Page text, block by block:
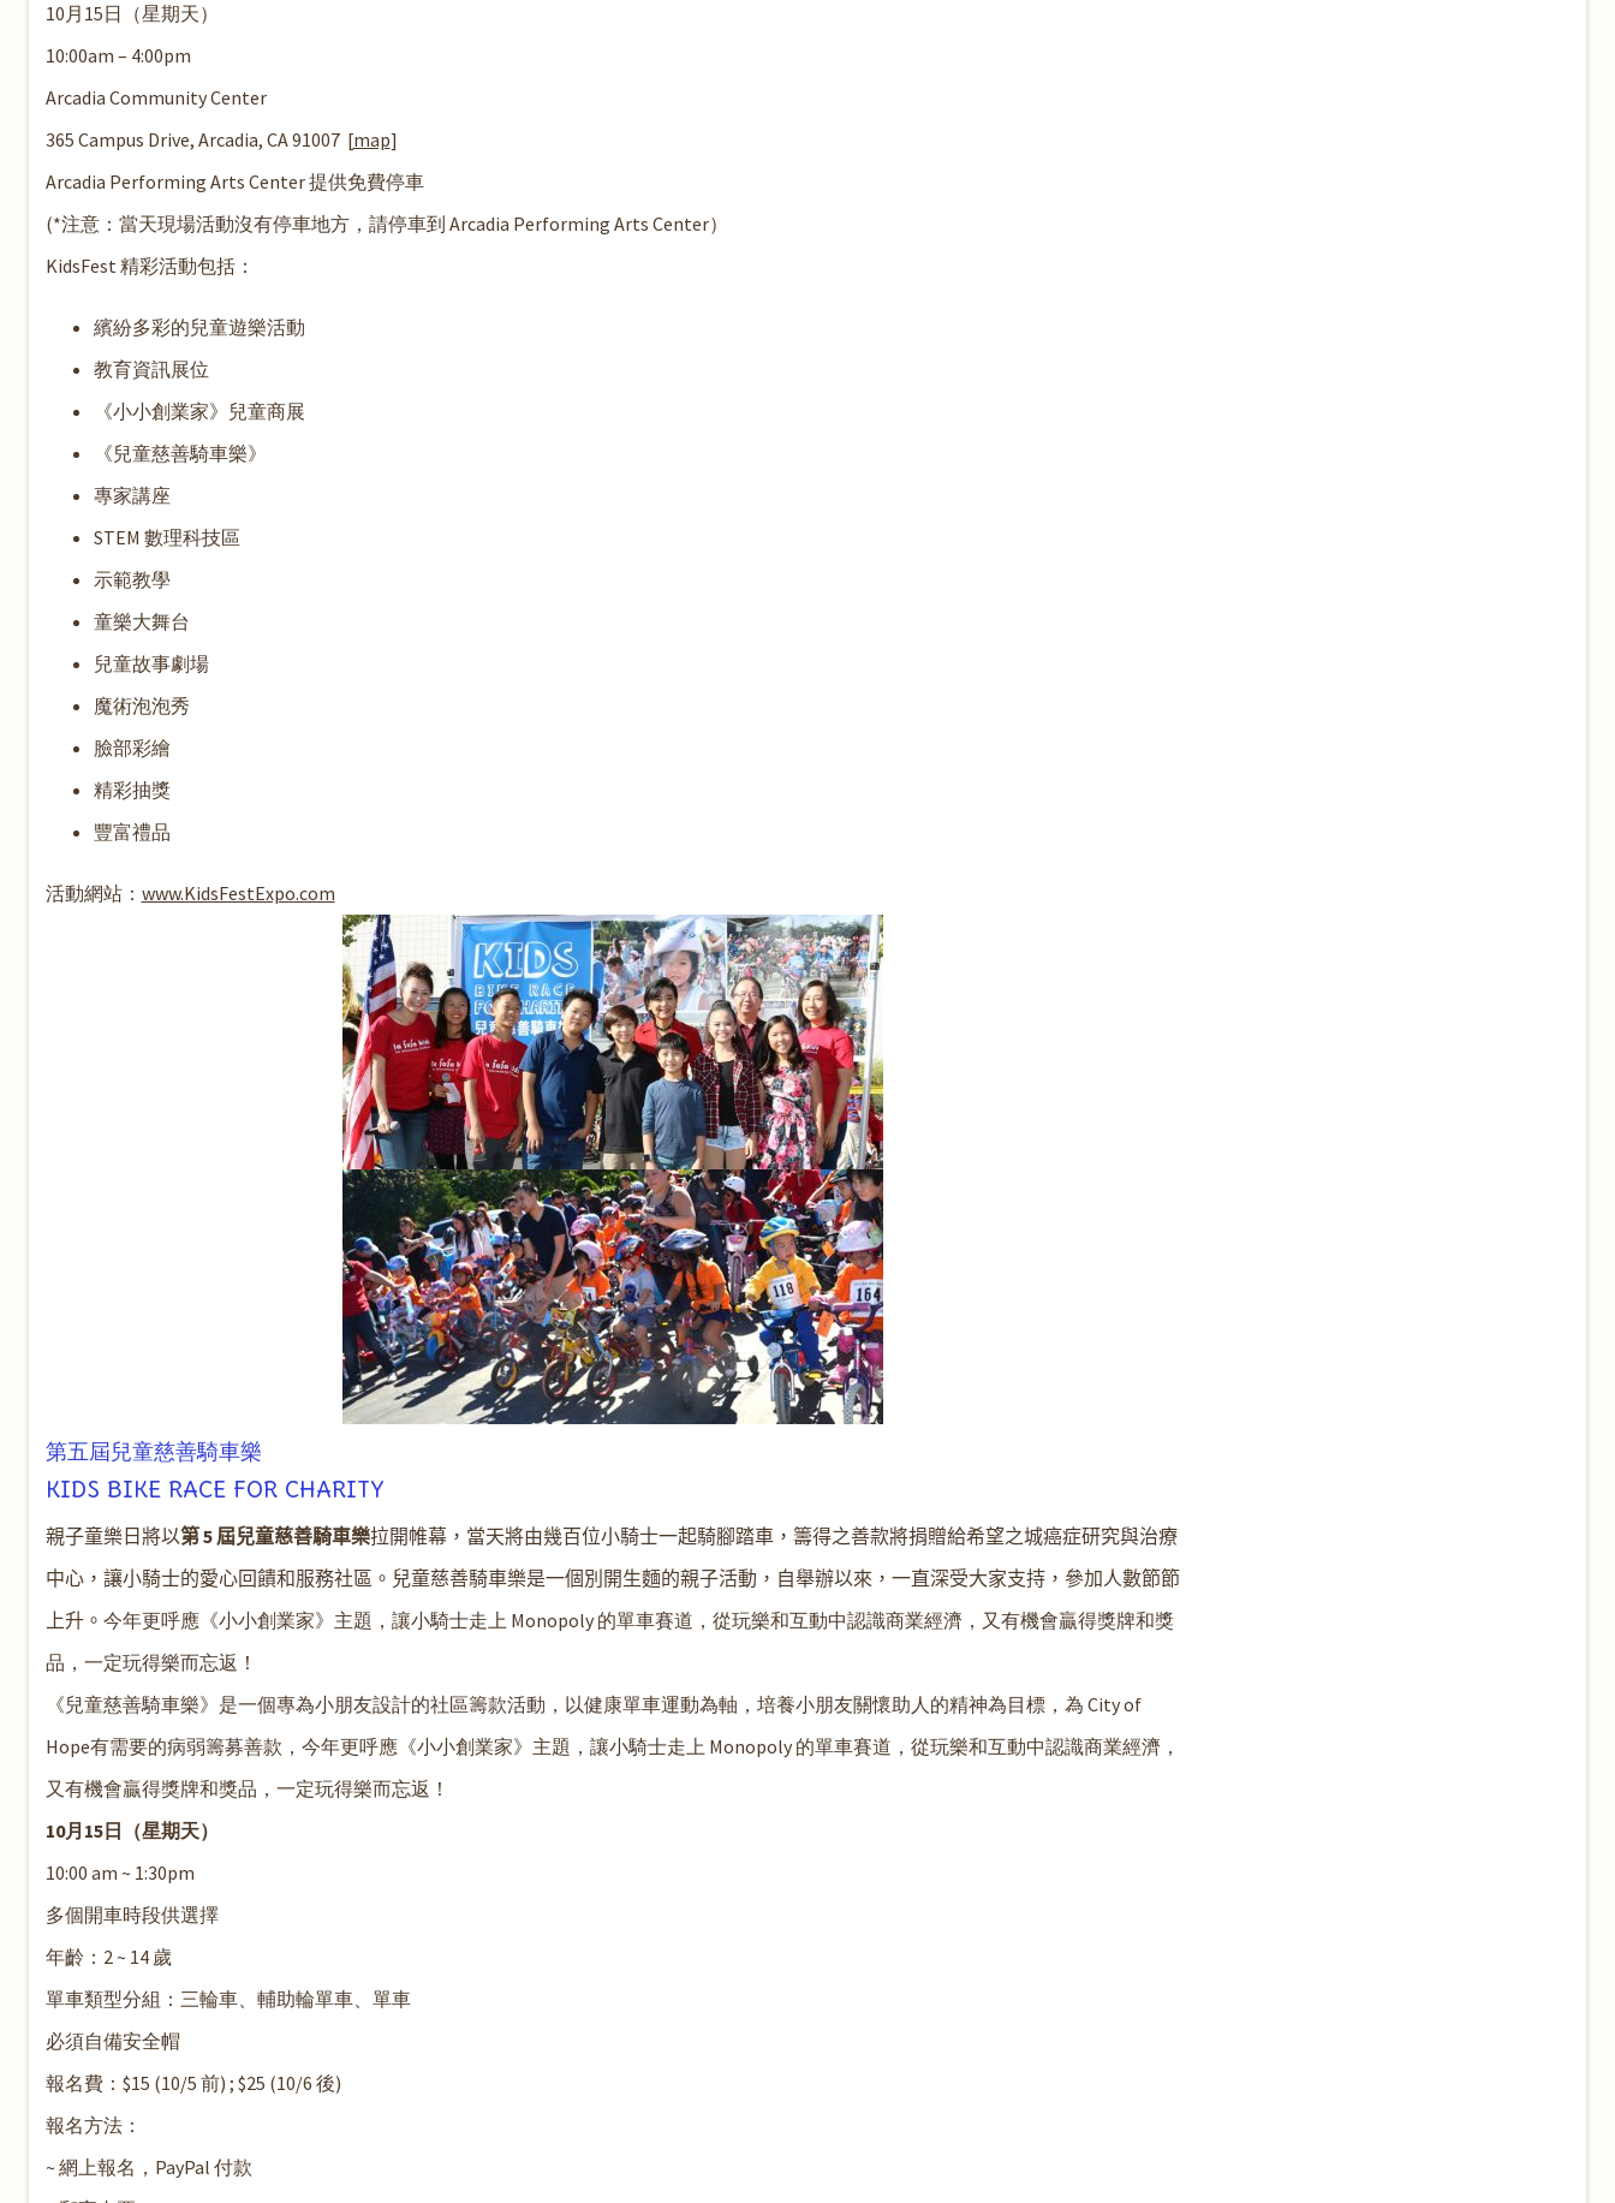
10月15日（星期天）
10:00am – 4:00pm
Arcadia Community Center
365 Campus Drive, Arcadia, CA 91007 [map]
Arcadia Performing Arts Center 提供免費停車
(*注意：當天現場活動沒有停車地方，請停車到 Arcadia Performing Arts Center）
KidsFest 精彩活動包括：
繽紛多彩的兒童遊樂活動
教育資訊展位
《小小創業家》兒童商展
《兒童慈善騎車樂》
專家講座
STEM 數理科技區
示範教學
童樂大舞台
兒童故事劇場
魔術泡泡秀
臉部彩繪
精彩抽獎
豐富禮品
活動網站： www.KidsFestExpo.com
第五屆兒童慈善騎車樂
KIDS BIKE RACE FOR CHARITY
親子童樂日將以第 5 屆兒童慈善騎車樂拉開帷幕，當天將由幾百位小騎士一起騎腳踏車，籌得之善款將捐贈給希望之城癌症研究與治療
中心，讓小騎士的愛心回饋和服務社區。兒童慈善騎車樂是一個別開生麵的親子活動，自舉辦以來，一直深受大家支持，參加人數節節
上升。 今年更呼應《小小創業家》主題，讓小騎士走上 Monopoly 的單車賽道，從玩樂和互動中認識商業經濟，又有機會贏得獎牌和獎
品，一定玩得樂而忘返！
《兒童慈善騎車樂》是一個專為小朋友設計的社區籌款活動，以健康單車運動為軸，培養小朋友關懷助人的精神為目標，為 City of
Hope有需要的病弱籌募善款，今年更呼應《小小創業家》主題，讓小騎士走上 Monopoly 的單車賽道，從玩樂和互動中認識商業經濟，
又有機會贏得獎牌和獎品，一定玩得樂而忘返！
10月15日（星期天）
10:00 am ~ 1:30pm
多個開車時段供選擇
年齡：2 ~ 14 歲
單車類型分組：三輪車、輔助輪單車、單車
必須自備安全帽
報名費： $15 (10/5 前) ; $25 (10/6 後)
報名方法：
~ 網上報名，PayPal 付款